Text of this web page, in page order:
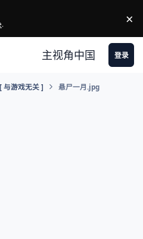
. ×
主视角中国 登录
与游戏无关 ] 悬尸一月.jpg